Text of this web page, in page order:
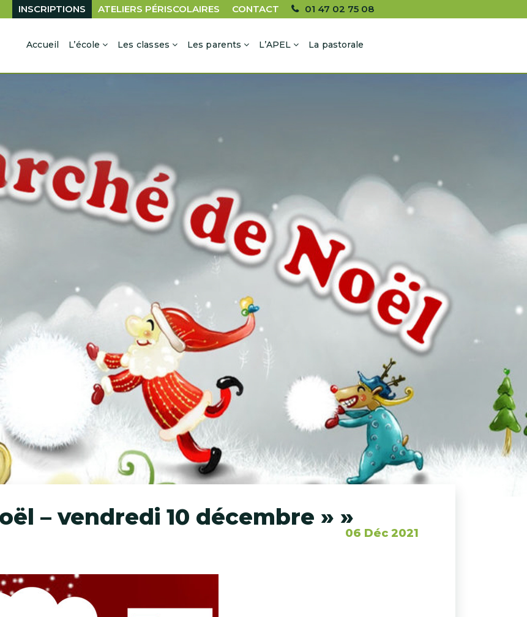
01 47 02 75 08
CONTACT
ATELIERS PÉRISCOLAIRES
INSCRIPTIONS
Accueil L’école Les classes Les parents L’APEL La pastorale
– vendredi 10 décembre » »
06 Déc 2021